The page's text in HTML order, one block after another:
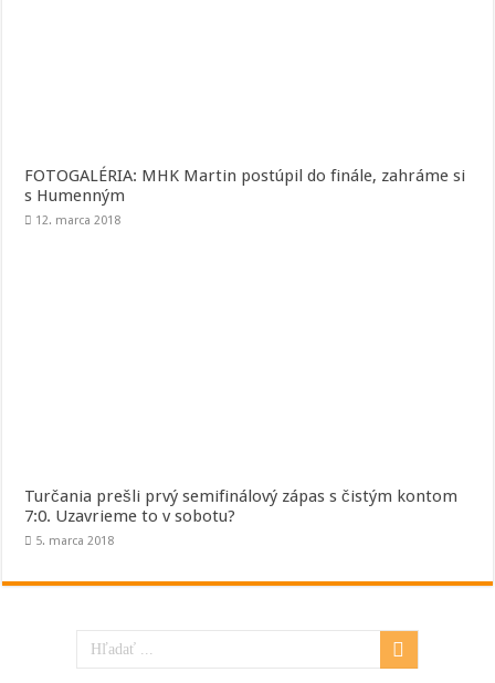
FOTOGALÉRIA: MHK Martin postúpil do finále, zahráme si
s Humenným
12. marca 2018
Turčania prešli prvý semifinálový zápas s čistým kontom
7:0. Uzavrieme to v sobotu?
5. marca 2018